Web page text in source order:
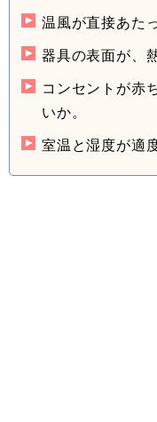
温風が直接あた
器具の表面が、
コンセントが赤
いか。
室温と湿度が適